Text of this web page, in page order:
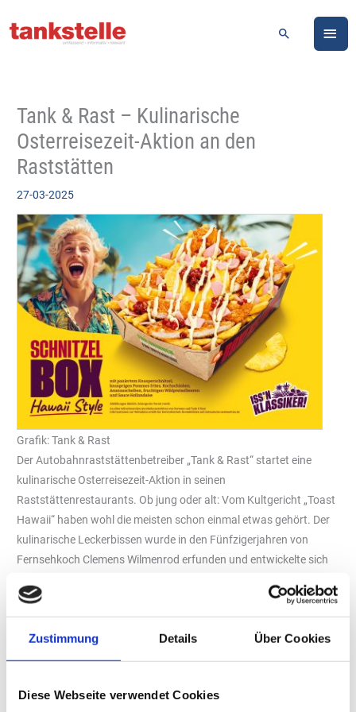
Zustimmung Details Über Cookies
Diese Webseite verwendet Cookies
Inhalt
Suchen
Tank & Rast – Kulinarische
Osterreisezeit-Aktion an den
Raststätten
27-03-2025
Grafik: Tank & Rast
Der Autobahnraststättenbetreiber „Tank & Rast“ startet eine
kulinarische Osterreisezeit-Aktion in seinen
Raststättenrestaurants. Ob jung oder alt: Vom Kultgericht „Toast
Hawaii“ haben wohl die meisten schon einmal etwas gehört. Der
kulinarische Leckerbissen wurde in den Fünfzigerjahren von
Fernsehkoch Clemens Wilmenrod erfunden und entwickelte sich
für einen kulinarischen Auftritt an der Autobahn! Als moderne
Neuinterpretation bringt „Tank & Rast“ den Klassiker als Schnitzel
Box Hawaii Style und Baguette Hawaii Style in die
Raststättenrestaurants und Backshops.
Renaissance erlebt – und das in einer Vielfalt, die selbst sein